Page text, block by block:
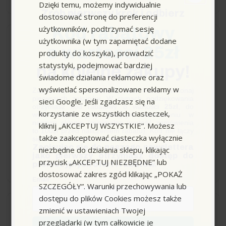
Wysyłka do 24h
Dysza ręczna do
SC/SG/SI, Karcher
84,99 zł
+
Wysyłka do 7 dni
Dzięki temu, możemy indywidualnie
dostosować stronę do preferencji
użytkowników, podtrzymać sesję
użytkownika (w tym zapamiętać dodane
produkty do koszyka), prowadzić
statystyki, podejmować bardziej
świadome działania reklamowe oraz
wyświetlać spersonalizowane reklamy w
sieci Google. Jeśli zgadzasz się na
korzystanie ze wszystkich ciasteczek,
kliknij „AKCEPTUJ WSZYSTKIE”. Możesz
także zaakceptować ciasteczka wyłącznie
niezbędne do działania sklepu, klikając
przycisk „AKCEPTUJ NIEZBĘDNE” lub
dostosować zakres zgód klikając „POKAŻ
SZCZEGÓŁY”. Warunki przechowywania lub
dostępu do plików Cookies możesz także
zmienić w ustawieniach Twojej
przeglądarki (w tym całkowicie je
Zrób pierwszy krok i odbierz
Kod rabatowy
o wartości 25zł
na kolejne zakupy!
Zapisz się do newslettera, załóż konto i dokonaj
pierwszych zakupów. W ramach podziękowania
otrzymasz kod rabatowy o wartości
wykorzystania przy kolejnym zamówieniu w
naszym sklepie (minimalna wartość zamówienia
to 100zł przed naliczeniem rabatu). Kod nie łączy
się z innymi kodami rabatowymi.
Zapisując się do naszego newslettera
jako pierwszy otrzymasz dostęp do
promocyjnych ofert i rabatów.